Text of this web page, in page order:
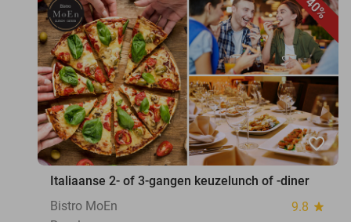
40%
favorite_border
Italiaanse 2- of 3-gangen keuzelunch of -diner
Bistro MoEn
9.8 star